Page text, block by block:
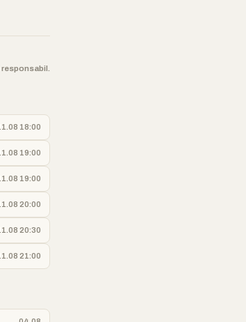
18:00
19:00
19:00
20:00
20:30
21:00